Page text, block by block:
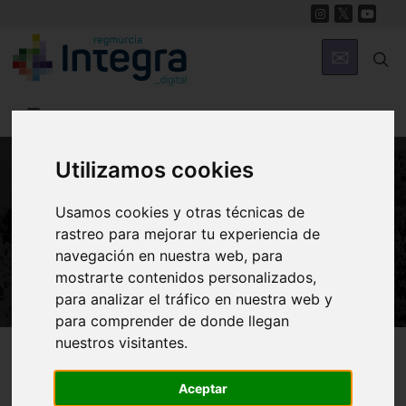
Utilizamos cookies
Usamos cookies y otras técnicas de
rastreo para mejorar tu experiencia de
navegación en nuestra web, para
mostrarte contenidos personalizados,
para analizar el tráfico en nuestra web y
para comprender de donde llegan
nuestros visitantes.
Aceptar
Cormorán moñudo (Phalacrocorax
aristotelis desmarestii)
Región de Murcia Digital Naturaleza